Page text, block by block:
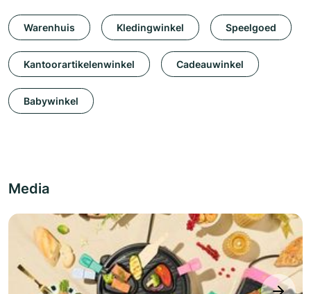
Warenhuis Kledingwinkel Speelgoed
Kantoorartikelenwinkel Cadeauwinkel
Babywinkel
Media